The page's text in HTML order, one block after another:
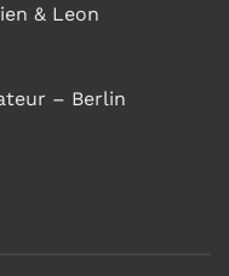
& Leon
– Berlin